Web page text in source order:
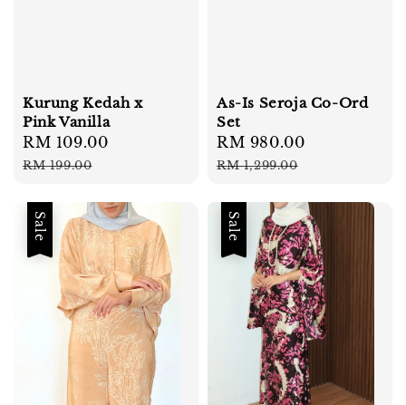
Kurung Kedah x
Pink Vanilla
Sale
price
RM 109.00
RM 199.00
As-Is Seroja Co-Ord
Set
Sale
price
RM 980.00
RM 1,299.00
Sale Sale